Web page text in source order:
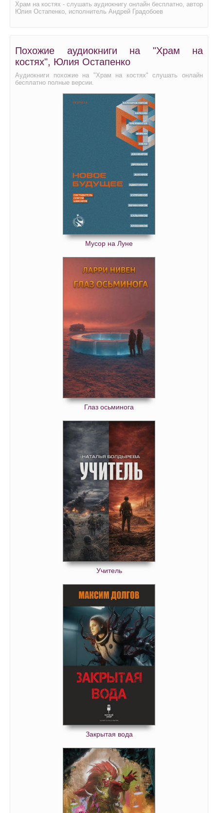
Храм на костях - слушать аудиокнигу онлайн бесплатно, автор
Юлия Остапенко, исполнитель Андрей Градобоев
Похожие аудиокниги на "Храм на
костях", Юлия Остапенко
Аудиокниги похожие на "Храм на костях" слушать онлайн
бесплатно полные версии.
Мусор на Луне
Глаз осьминога
Учитель
Закрытая вода